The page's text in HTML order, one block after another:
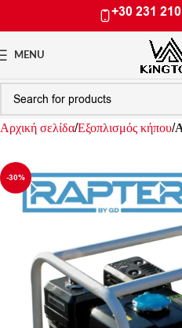
+30 231
MENU
Αρχική σελίδαΕξοπλισμός κήπου
-30%